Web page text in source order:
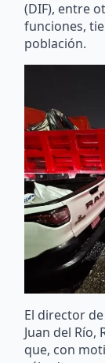
funciones,
población.
Juan del Río,
que, con
sábado y